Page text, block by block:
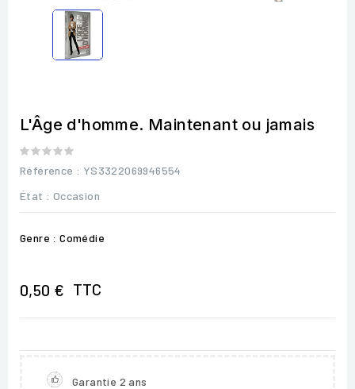
L'Âge d'homme. Maintenant ou jamais
Référence : YS3322069946554
État : Occasion
Genre : Comédie
0,50 € TTC
Garantie 2 ans